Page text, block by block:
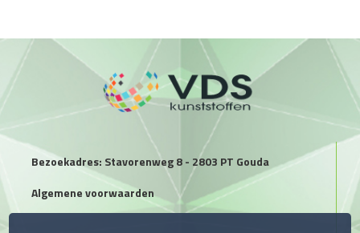
Bezoekadres: Stavorenweg 8 - 2803 PT Gouda
Algemene voorwaarden